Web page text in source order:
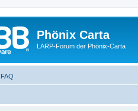
Phönix Carta
LARP-Forum der Phönix-Carta
FAQ